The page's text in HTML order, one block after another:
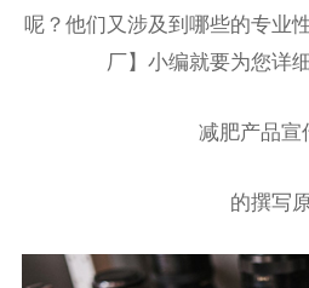
呢？他们又涉及到哪些的专业
厂】小编就要为您详
减肥产品宣
的撰写